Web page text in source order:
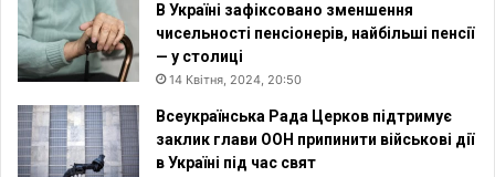
В Україні зафіксовано зменшення
чисельності пенсіонерів, найбільші пенсії
— у столиці
14 Квітня, 2024, 20:50
Всеукраїнська Рада Церков підтримує
заклик глави ООН припинити військові дії
в Україні під час свят